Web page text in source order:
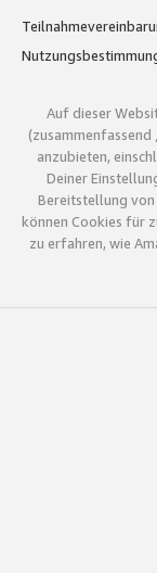
Auf dieser
(zusammenfassend
anzubieten,
Deiner
Bereitstellung von
können Cookies für
zu erfahren, wie